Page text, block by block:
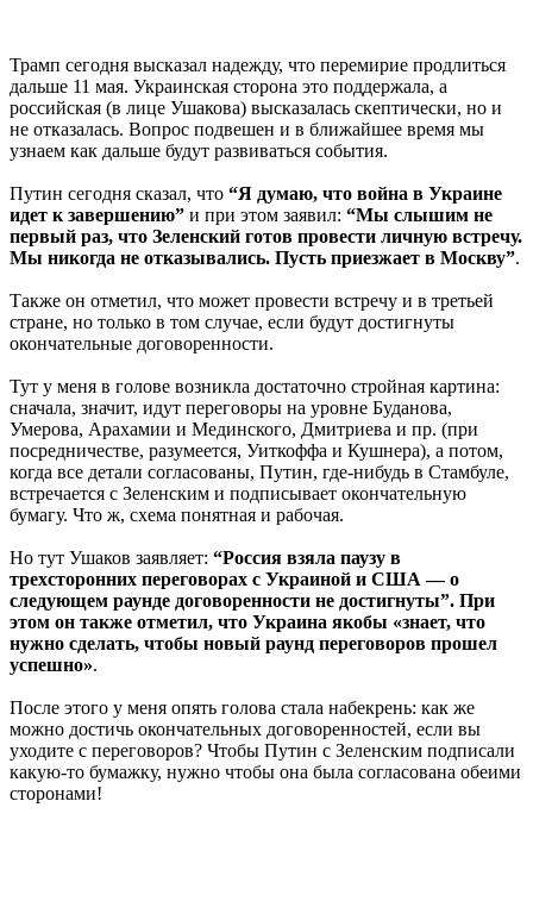
Трамп сегодня высказал надежду, что перемирие продлиться
дальше 11 мая. Украинская сторона это поддержала, а
российская (в лице Ушакова) высказалась скептически, но и
не отказалась. Вопрос подвешен и в ближайшее время мы
узнаем как дальше будут развиваться события.
Путин сегодня сказал, что “Я думаю, что война в Украине
идет к завершению” и при этом заявил: “Мы слышим не
первый раз, что Зеленский готов провести личную встречу.
Мы никогда не отказывались. Пусть приезжает в Москву”.
Также он отметил, что может провести встречу и в третьей
стране, но только в том случае, если будут достигнуты
окончательные договоренности.
Тут у меня в голове возникла достаточно стройная картина:
сначала, значит, идут переговоры на уровне Буданова,
Умерова, Арахамии и Мединского, Дмитриева и пр. (при
посредничестве, разумеется, Уиткоффа и Кушнера), а потом,
когда все детали согласованы, Путин, где-нибудь в Стамбуле,
встречается с Зеленским и подписывает окончательную
бумагу. Что ж, схема понятная и рабочая.
Но тут Ушаков заявляет: “Россия взяла паузу в
трехсторонних переговорах с Украиной и США — о
следующем раунде договоренности не достигнуты”. При
этом он также отметил, что Украина якобы «знает, что
нужно сделать, чтобы новый раунд переговоров прошел
успешно».
После этого у меня опять голова стала набекрень: как же
можно достичь окончательных договоренностей, если вы
уходите с переговоров? Чтобы Путин с Зеленским подписали
какую-то бумажку, нужно чтобы она была согласована обеими
сторонами!